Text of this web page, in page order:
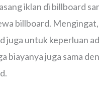
iklan di billboard
billboard.
juga untuk keperluan
biayanya juga sama